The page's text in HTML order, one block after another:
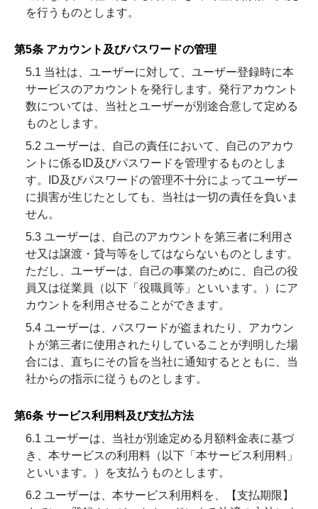
を行うものとします。
第5条 アカウント及びパスワードの管理
5.1 当社は、ユーザーに対して、ユーザー登録時に本
サービスのアカウントを発行します。発行アカウント
数については、当社とユーザーが別途合意して定める
ものとします。
5.2 ユーザーは、自己の責任において、自己のアカウ
ントに係るID及びパスワードを管理するものとしま
す。ID及びパスワードの管理不十分によってユーザー
に損害が生じたとしても、当社は一切の責任を負いま
せん。
5.3 ユーザーは、自己のアカウントを第三者に利用さ
せ又は譲渡・貸与等をしてはならないものとします。
ただし、ユーザーは、自己の事業のために、自己の役
員又は従業員（以下「役職員等」といいます。）にア
カウントを利用させることができます。
5.4 ユーザーは、パスワードが盗まれたり、アカウン
トが第三者に使用されたりしていることが判明した場
合には、直ちにその旨を当社に通知するとともに、当
社からの指示に従うものとします。
第6条 サービス利用料及び支払方法
6.1 ユーザーは、当社が別途定める月額料金表に基づ
き、本サービスの利用料（以下「本サービス利用料」
といいます。）を支払うものとします。
6.2 ユーザーは、本サービス利用料を、【支払期限】